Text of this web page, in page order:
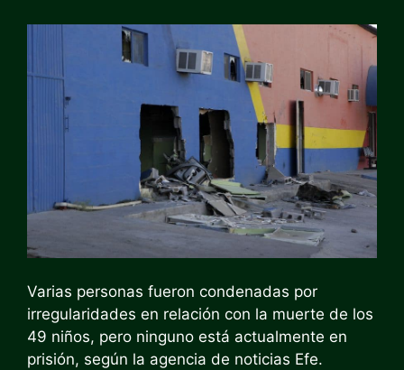
Varias personas fueron condenadas por
irregularidades en relación con la muerte de los
49 niños, pero ninguno está actualmente en
prisión, según la agencia de noticias Efe.